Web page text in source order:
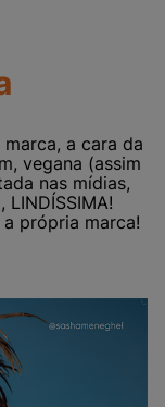
a cara da
vegana (assim
nas mídias,
própria marca!